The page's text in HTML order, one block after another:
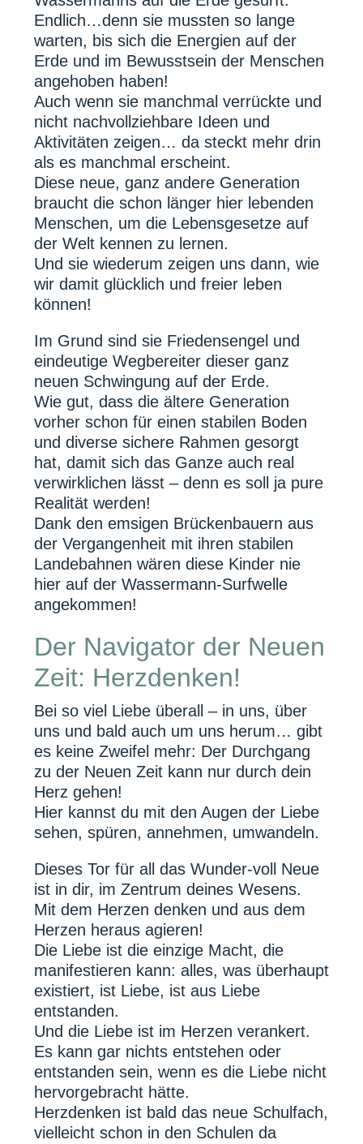
Endlich…denn sie mussten so lange
warten, bis sich die Energien auf der
Erde und im Bewusstsein der Menschen
angehoben haben!
Auch wenn sie manchmal verrückte und
nicht nachvollziehbare Ideen und
Aktivitäten zeigen… da steckt mehr drin
als es manchmal erscheint.
Diese neue, ganz andere Generation
braucht die schon länger hier lebenden
Menschen, um die Lebensgesetze auf
der Welt kennen zu lernen.
Und sie wiederum zeigen uns dann, wie
wir damit glücklich und freier leben
können!
Im Grund sind sie Friedensengel und
eindeutige Wegbereiter dieser ganz
neuen Schwingung auf der Erde.
Wie gut, dass die ältere Generation
vorher schon für einen stabilen Boden
und diverse sichere Rahmen gesorgt
hat, damit sich das Ganze auch real
verwirklichen lässt – denn es soll ja pure
Realität werden!
Dank den emsigen Brückenbauern aus
der Vergangenheit mit ihren stabilen
Landebahnen wären diese Kinder nie
hier auf der Wassermann-Surfwelle
angekommen!
Der Navigator der Neuen
Zeit: Herzdenken!
Bei so viel Liebe überall – in uns, über
uns und bald auch um uns herum… gibt
es keine Zweifel mehr: Der Durchgang
zu der Neuen Zeit kann nur durch dein
Herz gehen!
Hier kannst du mit den Augen der Liebe
sehen, spüren, annehmen, umwandeln.
Dieses Tor für all das Wunder-voll Neue
ist in dir, im Zentrum deines Wesens.
Mit dem Herzen denken und aus dem
Herzen heraus agieren!
Die Liebe ist die einzige Macht, die
manifestieren kann: alles, was überhaupt
existiert, ist Liebe, ist aus Liebe
entstanden.
Und die Liebe ist im Herzen verankert.
Es kann gar nichts entstehen oder
entstanden sein, wenn es die Liebe nicht
hervorgebracht hätte.
Herzdenken ist bald das neue Schulfach,
vielleicht schon in den Schulen da